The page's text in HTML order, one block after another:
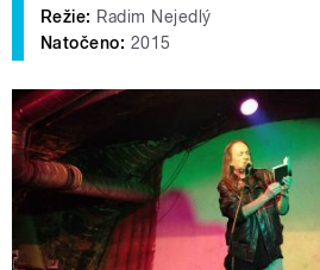
Režie: Radim Nejedlý
Natočeno: 2015